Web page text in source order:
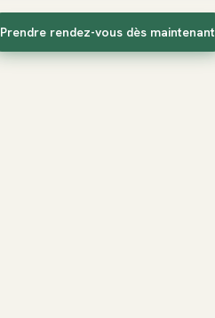
Prendre rendez-vous dès maintenant